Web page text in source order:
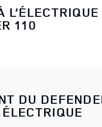
L’ÉLECTRIQUE
110
DU